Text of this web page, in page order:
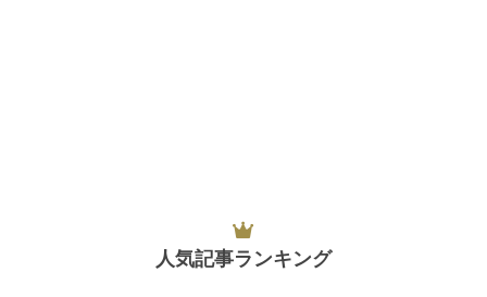
人気記事ランキング